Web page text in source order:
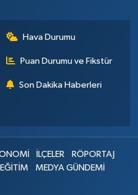
Hava Durumu
Puan Durumu ve Fikstür
Son Dakika Haberleri
İLÇELER
RÖPORTAJ
EĞİTİM MEDYA GÜNDEMİ